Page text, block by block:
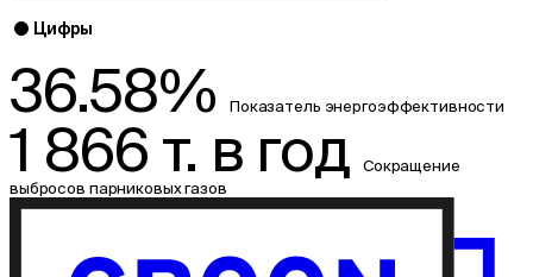
Цифры
36.58% Показатель энергоэффективности
1 866 т. в год
Сокращение
выбросов парниковых газов